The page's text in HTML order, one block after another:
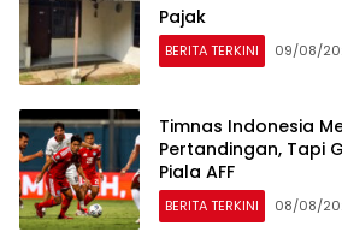
Pajak
BERITA TERKINI 09/08/
Timnas Indonesia
Pertandingan, Tapi
Piala AFF
BERITA TERKINI 08/08/